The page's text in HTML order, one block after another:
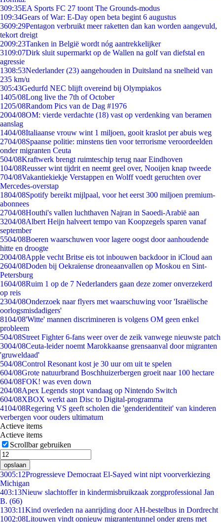
309:35EA Sports FC 27 toont The Grounds-modus
109:34Gears of War: E-Day open beta begint 6 augustus
3609:29Pentagon verbruikt meer raketten dan kan worden aangevuld,
tekort dreigt
2009:23Tanken in België wordt nóg aantrekkelijker
3109:07Dirk sluit supermarkt op de Wallen na golf van diefstal en
agressie
1308:53Nederlander (23) aangehouden in Duitsland na snelheid van
235 km/u
305:43Gedurfd NEC blijft overeind bij Olympiakos
1405/08Long live the 7th of October
1205/08Random Pics van de Dag #1976
2004/08OM: vierde verdachte (18) vast op verdenking van beramen
aanslag
1404/08Italiaanse vrouw wint 1 miljoen, gooit kraslot per abuis weg
2704/08Spaanse politie: minstens tien voor terrorisme veroordeelden
onder migranten Ceuta
504/08Kraftwerk brengt ruimteschip terug naar Eindhoven
104/08Reusser wint tijdrit en neemt geel over, Nooijen knap tweede
704/08Vakantiekiekje Verstappen en Wolff voedt geruchten over
Mercedes-overstap
1804/08Spotify bereikt mijlpaal, voor het eerst 300 miljoen premium-
abonnees
2704/08Houthi's vallen luchthaven Najran in Saoedi-Arabië aan
3204/08Albert Heijn halveert tempo van Koopzegels sparen vanaf
september
5504/08Boeren waarschuwen voor lagere oogst door aanhoudende
hitte en droogte
2004/08Apple vecht Britse eis tot inbouwen backdoor in iCloud aan
2604/08Doden bij Oekraïense droneaanvallen op Moskou en Sint-
Petersburg
1604/08Ruim 1 op de 7 Nederlanders gaan deze zomer onverzekerd
op reis
2304/08Onderzoek naar flyers met waarschuwing voor 'Israëlische
oorlogsmisdadigers'
8104/08'Witte' mannen discrimineren is volgens OM geen enkel
probleem
504/08Street Fighter 6-fans weer over de zeik vanwege nieuwste patch
3004/08Ceuta-leider noemt Marokkaanse grensaanval door migranten
'gruweldaad'
504/08Control Resonant kost je 30 uur om uit te spelen
604/08Grote natuurbrand Boschhuizerbergen groeit naar 100 hectare
604/08FOK! was even down
204/08Apex Legends stopt vandaag op Nintendo Switch
604/08XBOX werkt aan Disc to Digital-programma
4104/08Regering VS geeft scholen die 'genderidentiteit' van kinderen
verbergen voor ouders ultimatum
Actieve items
Actieve items
Scrollbar gebruiken
opslaan
3005:12Progressieve Democraat El-Sayed wint nipt voorverkiezing
Michigan
403:13Nieuw slachtoffer in kindermisbruikzaak zorgprofessional Jan
B. (66)
1303:11Kind overleden na aanrijding door AH-bestelbus in Dordrecht
1002:08Litouwen vindt opnieuw migrantentunnel onder grens met